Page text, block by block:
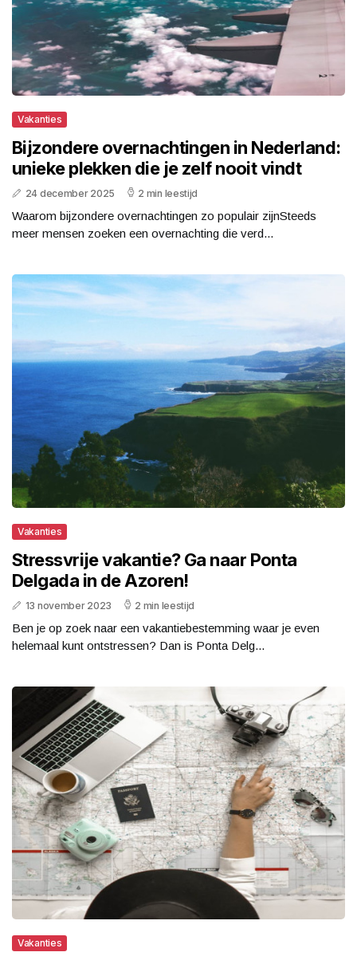
Vakanties
Bijzondere overnachtingen in Nederland:
unieke plekken die je zelf nooit vindt
24 december 2025 2 min leestijd
Waarom bijzondere overnachtingen zo populair zijnSteeds
meer mensen zoeken een overnachting die verd...
Vakanties
Stressvrije vakantie? Ga naar Ponta
Delgada in de Azoren!
13 november 2023 2 min leestijd
Ben je op zoek naar een vakantiebestemming waar je even
helemaal kunt ontstressen? Dan is Ponta Delg...
Vakanties